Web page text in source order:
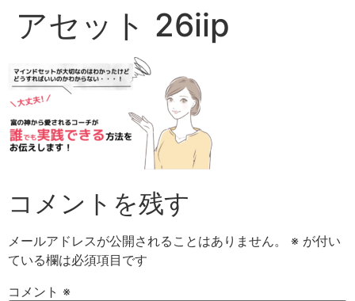
アセット 26iip
コメントを残す
メールアドレスが公開されることはありません。 ※ が付い
ている欄は必須項目です
コメント ※